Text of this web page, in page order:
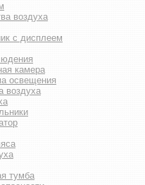
воздуха
с дисплеем
камера
освещения
воздуха
тумба